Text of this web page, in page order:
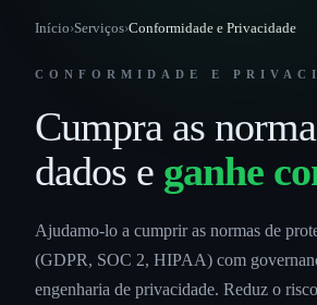
Início›Serviços›Conformidade e Privacidade
CONFORMIDADE E
Cumpra as
dados e ganhe
Ajudamo-lo a cumprir as normas de
(GDPR, SOC 2, HIPAA) com
engenharia de privacidade. Reduz o